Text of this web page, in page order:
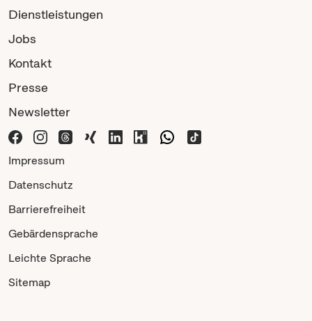
Dienstleistungen
Jobs
Kontakt
Presse
Newsletter
Impressum
Datenschutz
Barrierefreiheit
Gebärdensprache
Leichte Sprache
Sitemap